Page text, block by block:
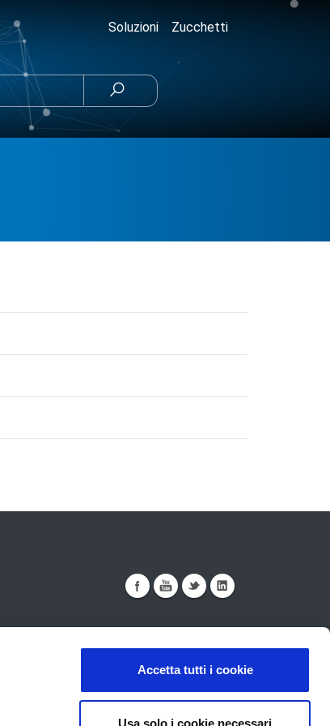
Accetta tutti i cookie
Usa solo i cookie necessari
Zucchetti
Soluzioni
